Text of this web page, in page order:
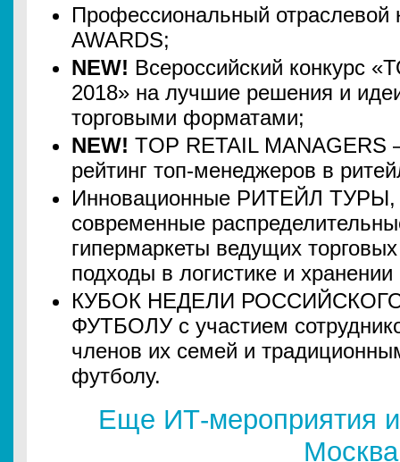
Профессиональный отраслевой
AWARDS;
NEW! Всероссийский
2018» на лучшие решения и
торговыми форматами;
NEW! TOP RETAIL MANAGERS
рейтинг топ-менеджеров в
Инновационные РИТЕЙЛ ТУРЫ,
современные
гипермаркеты ведущих
подходы в логистике и
КУБОК НЕДЕЛИ
ФУТБОЛУ с участием
членов их семей и
футболу.
Еще ИТ-мероприятия
Москва